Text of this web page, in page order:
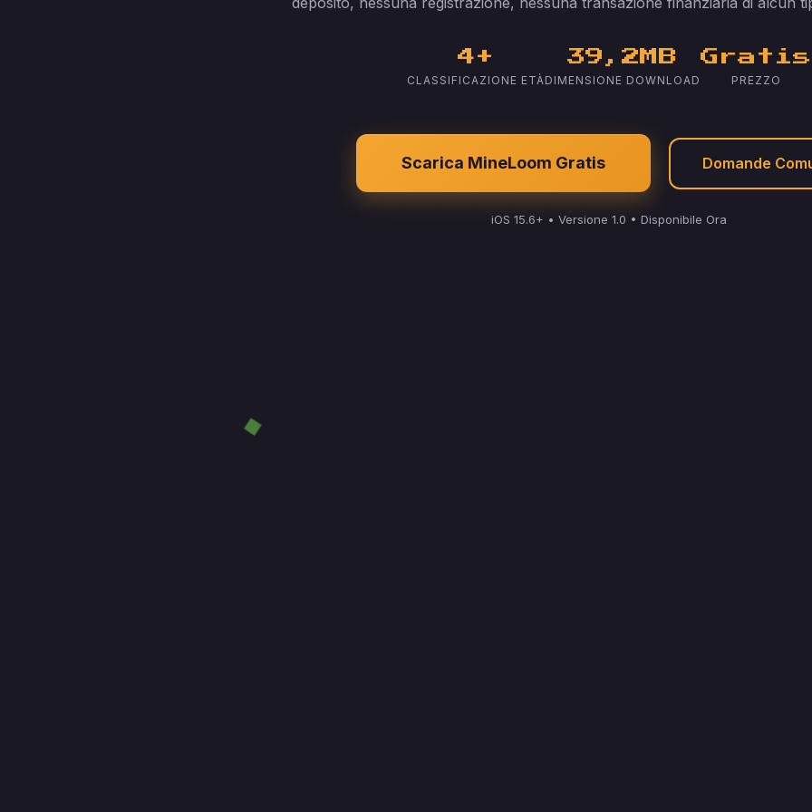
4+
CLASSIFICAZIONE ETÀ
39,2MB
DIMENSIONE DOWNLOAD
Gratis
PREZZO
Scarica MineLoom Gratis Domande
iOS 15.6+ • Versione 1.0 • Disponibile Ora